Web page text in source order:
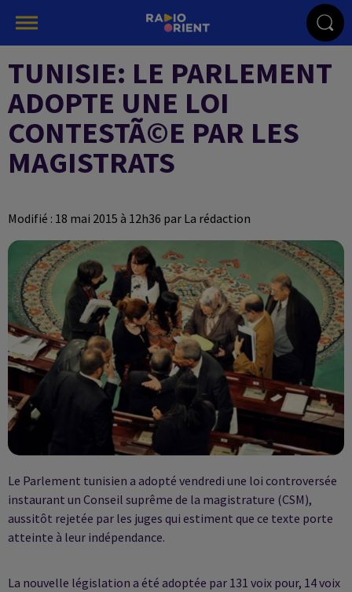
TUNISIE: LE PARLEMENT
ADOPTE UNE LOI
CONTESTÃ©E PAR LES
MAGISTRATS
Modifié : 18 mai 2015 à 12h36 par La rédaction
Le Parlement tunisien a adopté vendredi une loi controversée
instaurant un Conseil suprême de la magistrature (CSM),
aussitôt rejetée par les juges qui estiment que ce texte porte
atteinte à leur indépendance.
La nouvelle législation a été adoptée par 131 voix pour, 14 voix